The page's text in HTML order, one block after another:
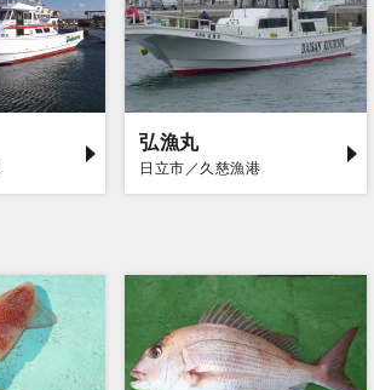
弘漁丸
日立市／久慈漁港